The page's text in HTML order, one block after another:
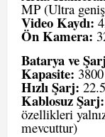
MP (Ultra
Video Kaydı:
Ön Kamera:
Batarya ve Şarj
Kapasite:
Hızlı Şarj:
Kablosuz Şarj:
özellikleri
mevcuttur)